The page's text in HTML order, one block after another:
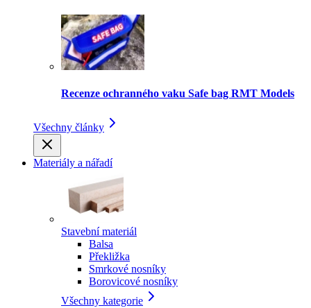
Recenze ochranného vaku Safe bag RMT Models
Všechny články
Materiály a nářadí
Stavební materiál
Balsa
Překližka
Smrkové nosníky
Borovicové nosníky
Všechny kategorie